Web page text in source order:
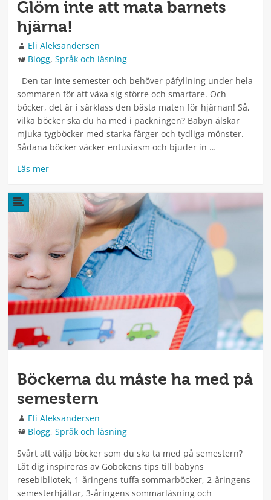
Glöm inte att mata barnets
hjärna!
Författare
Eli Aleksandersen
Kategorier
Blogg, Språk och läsning
Den tar inte semester och behöver påfyllning under hela
sommaren för att växa sig större och smartare. Och
böcker, det är i särklass den bästa maten för hjärnan! Så,
vilka böcker ska du ha med i packningen? Babyn älskar
mjuka tygböcker med starka färger och tydliga mönster.
Sådana böcker väcker entusiasm och bjuder in …
Läs mer
Böckerna du måste ha med på
semestern
Författare
Eli Aleksandersen
Kategorier
Blogg, Språk och läsning
Svårt att välja böcker som du ska ta med på semestern?
Låt dig inspireras av Gobokens tips till babyns
resebibliotek, 1-åringens tuffa sommarböcker, 2-åringens
semesterhjältar, 3-åringens sommarläsning och